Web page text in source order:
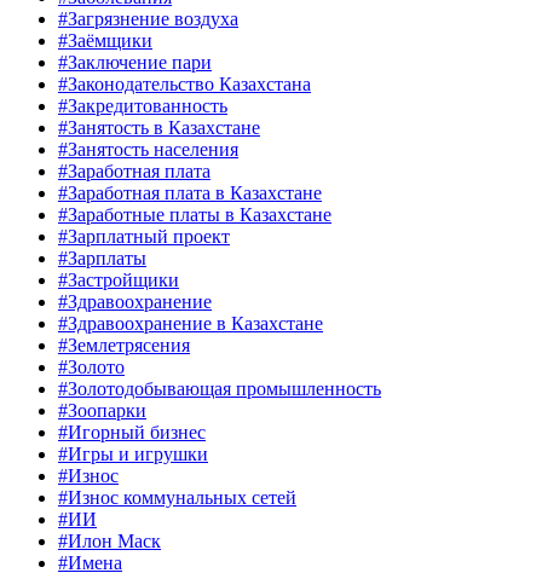
#Загрязнение воздуха
#Заёмщики
#Заключение пари
#Законодательство Казахстана
#Закредитованность
#Занятость в Казахстане
#Занятость населения
#Заработная плата
#Заработная плата в Казахстане
#Заработные платы в Казахстане
#Зарплатный проект
#Зарплаты
#Застройщики
#Здравоохранение
#Здравоохранение в Казахстане
#Землетрясения
#Золото
#Золотодобывающая промышленность
#Зоопарки
#Игорный бизнес
#Игры и игрушки
#Износ
#Износ коммунальных сетей
#ИИ
#Илон Маск
#Имена